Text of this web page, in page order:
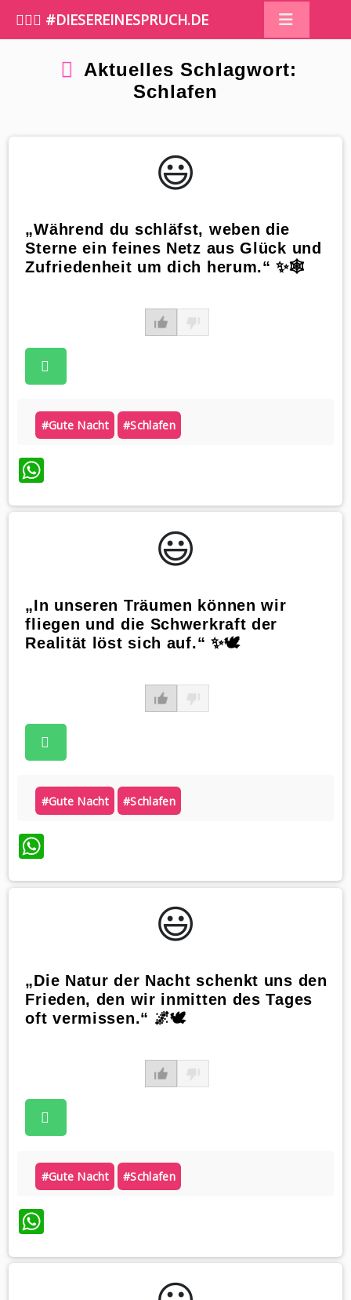
🤷🏼‍♀️ #DIESEREINESPRUCH.DE
Aktuelles Schlagwort:
Schlafen
😃️
„Während du schläfst, weben die
Sterne ein feines Netz aus Glück und
Zufriedenheit um dich herum.“ ✨🕸️
#gute Nacht #schlafen
WhatsApp
😃️
„In unseren Träumen können wir
fliegen und die Schwerkraft der
Realität löst sich auf.“ ✨🕊️
#gute Nacht #schlafen
WhatsApp
😃️
„Die Natur der Nacht schenkt uns den
Frieden, den wir inmitten des Tages
oft vermissen.“ 🌌🕊️
#gute Nacht #schlafen
WhatsApp